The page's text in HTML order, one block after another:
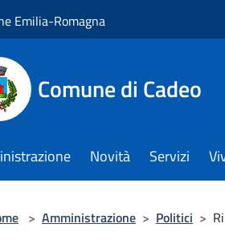
Emilia-Romagna
Comune di Cadeo
Novità Servizi
> Amministrazione > Politici >